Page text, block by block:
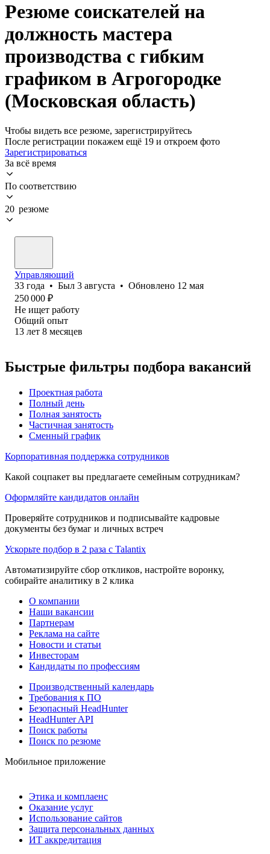
Резюме соискателей на
должность мастера
производства с гибким
графиком в Агрогородке
(Московская область)
Чтобы видеть все резюме, зарегистрируйтесь
После регистрации покажем ещё 19 и откроем фото
Зарегистрироваться
За всё время
По соответствию
20 резюме
Управляющий
33 года • Был 3 августа • Обновлено 12 мая
250 000 ₽
Не ищет работу
Общий опыт
13 лет 8 месяцев
Быстрые фильтры подбора вакансий
Проектная работа
Полный день
Полная занятость
Частичная занятость
Сменный график
Корпоративная поддержка сотрудников
Какой соцпакет вы предлагаете семейным сотрудникам?
Оформляйте кандидатов онлайн
Проверяйте сотрудников и подписывайте кадровые
документы без бумаг и личных встреч
Ускорьте подбор в 2 раза с Talantix
Автоматизируйте сбор откликов, настройте воронку,
собирайте аналитику в 2 клика
О компании
Наши вакансии
Партнерам
Реклама на сайте
Новости и статьи
Инвесторам
Кандидаты по профессиям
Производственный календарь
Требования к ПО
Безопасный HeadHunter
HeadHunter API
Поиск работы
Поиск по резюме
Мобильное приложение
Этика и комплаенс
Оказание услуг
Использование сайтов
Защита персональных данных
ИТ аккредитация